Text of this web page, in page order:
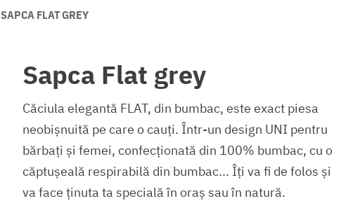
SAPCA FLAT GREY
Sapca Flat grey
Căciula elegantă FLAT, din bumbac, este exact piesa
neobișnuită pe care o cauți. Într-un design UNI pentru
bărbați și femei, confecționată din 100% bumbac, cu o
căptușeală respirabilă din bumbac... Îți va fi de folos și
va face ținuta ta specială în oraș sau în natură.